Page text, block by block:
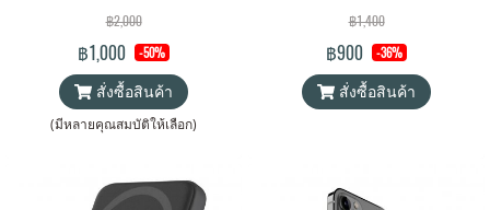
20W แบตเตอรี่สำรองไร้สายระบบ
แม่เหล็ก พาวเวอร์แบงค์ &
Wireless Charger Orsen by
Eloop ของแท้ 100% ได้รับ
มาตรฐาน มอก. แถมฟรี! ซอง &
฿2,000
฿1,000 -50%
สั่งซื้อสินค้า
(มีหลายคุณสมบัติให้เลือก)
7000mAh QC 3.0 | PD 20W พา
วเวอร์แบงค์ Orsen by Eloop ของ
แท้ 100% ได้รับมาตรฐาน
มอก.2879-2560 แถมฟรี! ซองใส่
฿1,400
฿900 -36%
สั่งซื้อสินค้า